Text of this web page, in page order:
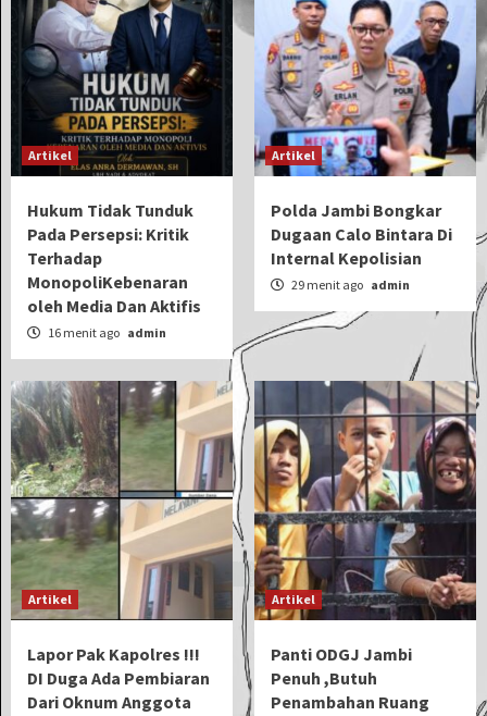
Artikel
Hukum Tidak Tunduk
Pada Persepsi: Kritik
Terhadap
MonopoliKebenaran
oleh Media Dan Aktifis
16 menit ago admin
Artikel
Polda Jambi Bongkar
Dugaan Calo Bintara Di
Internal Kepolisian
29 menit ago admin
Artikel
Lapor Pak Kapolres !!!
DI Duga Ada Pembiaran
Dari Oknum Anggota
Artikel
Panti ODGJ Jambi
Penuh ,Butuh
Penambahan Ruang